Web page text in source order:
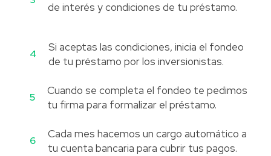
de interés y condiciones de tu préstamo.
4
Si aceptas las condiciones, inicia el fondeo
de tu préstamo por los inversionistas.
5
Cuando se completa el fondeo te pedimos
tu firma para formalizar el préstamo.
6
Cada mes hacemos un cargo automático a
tu cuenta bancaria para cubrir tus pagos.